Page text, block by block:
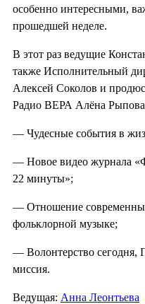
особенно интересными,
прошедшей неделе.
В этот раз ведущие
также Исполнительный
Алексей Соколов и
Радио ВЕРА Алёна
— Чудесные события в
— Новое видео журнала
22 минуты»;
— Отношение
фольклорной музыке;
— Волонтерство сегодня,
миссия.
Ведущая: Анна Леонтьева